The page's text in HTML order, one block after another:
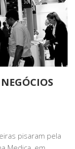
pisaram pela